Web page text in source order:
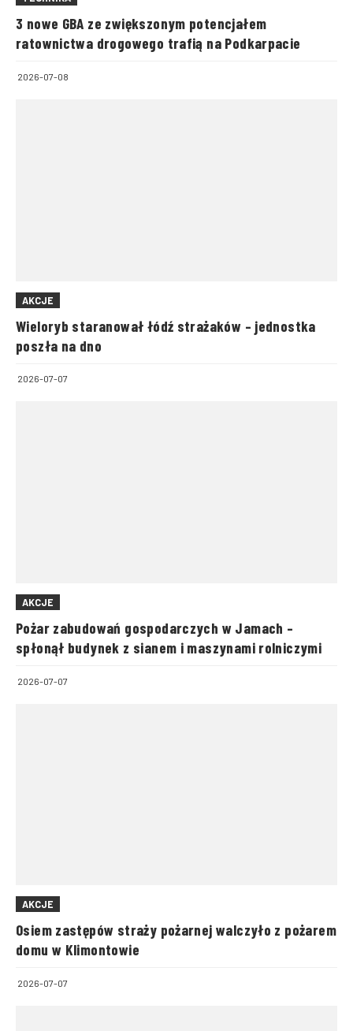
3 nowe GBA ze zwiększonym potencjałem
ratownictwa drogowego trafią na Podkarpacie
2026-07-08
AKCJE
Wieloryb staranował łódź strażaków – jednostka
poszła na dno
2026-07-07
AKCJE
Pożar zabudowań gospodarczych w Jamach –
spłonął budynek z sianem i maszynami rolniczymi
2026-07-07
AKCJE
Osiem zastępów straży pożarnej walczyło z pożarem
domu w Klimontowie
2026-07-07